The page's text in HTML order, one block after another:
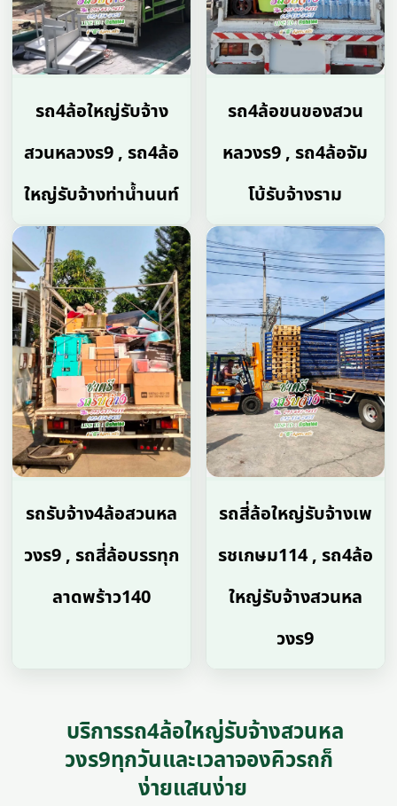
รถ4ล้อใหญ่รับจ้าง
สวนหลวงร9 , รถ4ล้อ
ใหญ่รับจ้างท่าน้ำนนท์
รถ4ล้อขนของสวน
หลวงร9 , รถ4ล้อจัม
โบ้รับจ้างราม
รถรับจ้าง4ล้อสวนหล
วงร9 , รถสี่ล้อบรรทุก
ลาดพร้าว140
รถสี่ล้อใหญ่รับจ้างเพ
รชเกษม114 , รถ4ล้อ
ใหญ่รับจ้างสวนหล
วงร9
บริการรถ4ล้อใหญ่รับจ้างสวนหล
วงร9ทุกวันและเวลาจองคิวรถก็
ง่ายแสนง่าย